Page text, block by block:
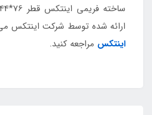
ارائه شده توسط شرکت اینتکس
اینتکس مراجعه کنید.